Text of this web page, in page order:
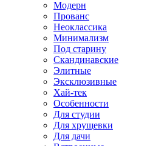
Модерн
Прованс
Неоклассика
Минимализм
Под старину
Скандинавские
Элитные
Эксклюзивные
Хай-тек
Особенности
Для студии
Для хрущевки
Для дачи